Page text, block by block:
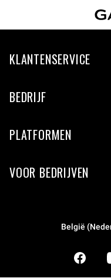
KLANTENSERVICE
BEDRIJF
PLATFORMEN
VOOR BEDRIJVEN
België